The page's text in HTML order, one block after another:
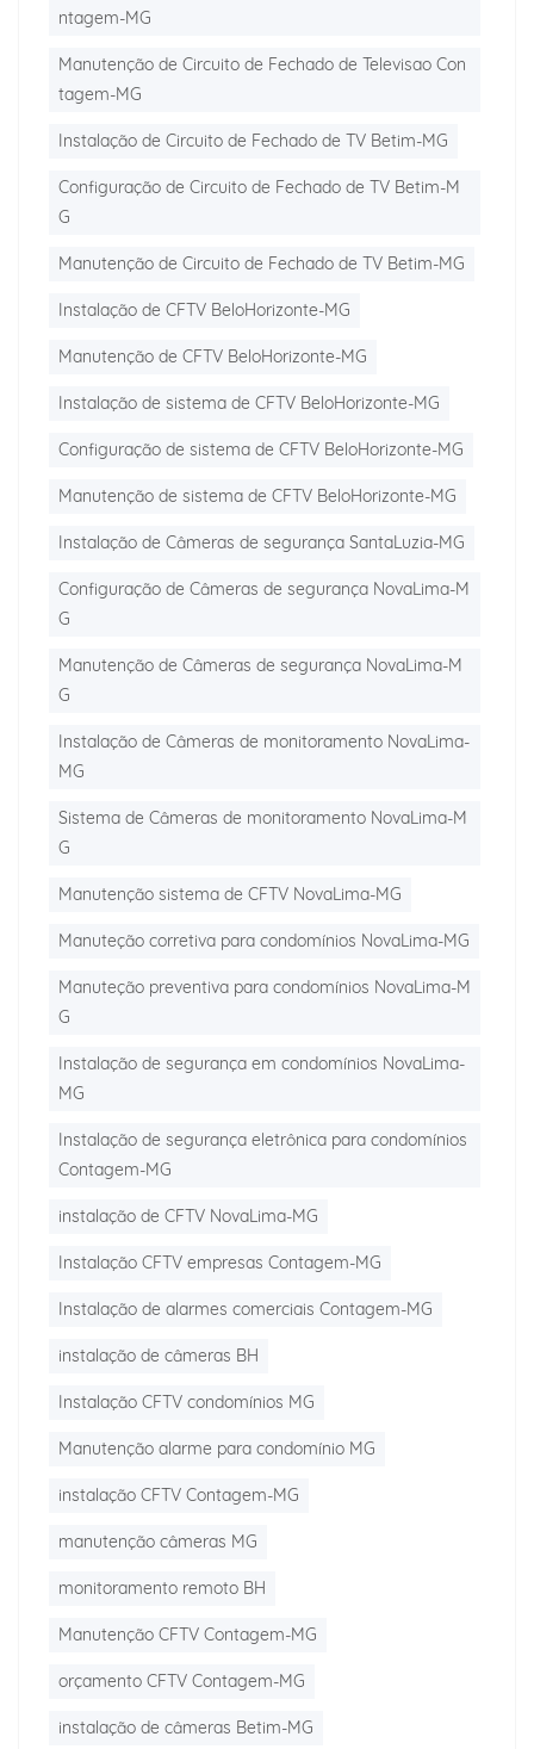
ntagem-MG
Manutenção de Circuito de Fechado de Televisao Con
tagem-MG
Instalação de Circuito de Fechado de TV Betim-MG
Configuração de Circuito de Fechado de TV Betim-M
G
Manutenção de Circuito de Fechado de TV Betim-MG
Instalação de CFTV BeloHorizonte-MG
Manutenção de CFTV BeloHorizonte-MG
Instalação de sistema de CFTV BeloHorizonte-MG
Configuração de sistema de CFTV BeloHorizonte-MG
Manutenção de sistema de CFTV BeloHorizonte-MG
Instalação de Câmeras de segurança SantaLuzia-MG
Configuração de Câmeras de segurança NovaLima-M
G
Manutenção de Câmeras de segurança NovaLima-M
G
Instalação de Câmeras de monitoramento NovaLima-
MG
Sistema de Câmeras de monitoramento NovaLima-M
G
Manutenção sistema de CFTV NovaLima-MG
Manuteção corretiva para condomínios NovaLima-MG
Manuteção preventiva para condomínios NovaLima-M
G
Instalação de segurança em condomínios NovaLima-
MG
Instalação de segurança eletrônica para condomínios
Contagem-MG
instalação de CFTV NovaLima-MG
Instalação CFTV empresas Contagem-MG
Instalação de alarmes comerciais Contagem-MG
instalação de câmeras BH
Instalação CFTV condomínios MG
Manutenção alarme para condomínio MG
instalação CFTV Contagem-MG
manutenção câmeras MG
monitoramento remoto BH
Manutenção CFTV Contagem-MG
orçamento CFTV Contagem-MG
instalação de câmeras Betim-MG